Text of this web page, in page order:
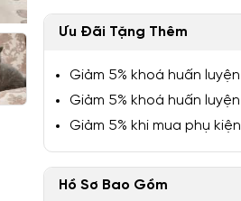
1/5
Ưu Đãi Tặng Thêm
Giảm 5% khoá huấn
Giảm 5% khoá huấn
Giảm 5% khi mua phụ kiện
Hồ Sơ Bao Gồm